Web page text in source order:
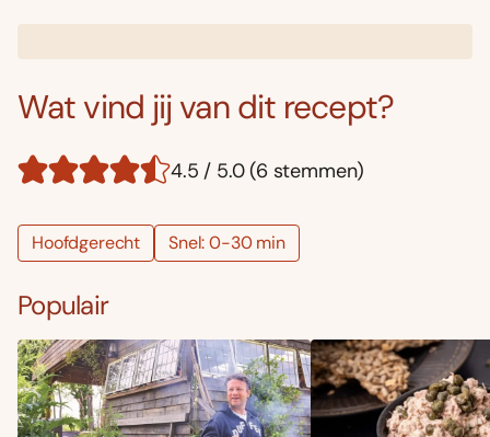
Wat vind jij van dit recept?
4.5 / 5.0 (6 stemmen)
Hoofdgerecht Snel: 0-30 min
Populair